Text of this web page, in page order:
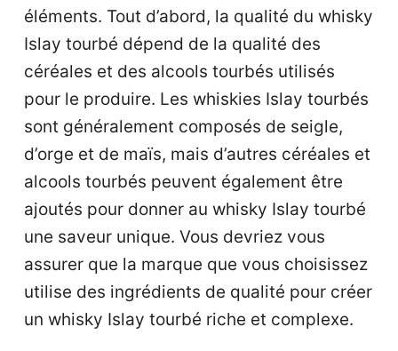
éléments. Tout d’abord, la qualité du whisky
Islay tourbé dépend de la qualité des
céréales et des alcools tourbés utilisés
pour le produire. Les whiskies Islay tourbés
sont généralement composés de seigle,
d’orge et de maïs, mais d’autres céréales et
alcools tourbés peuvent également être
ajoutés pour donner au whisky Islay tourbé
une saveur unique. Vous devriez vous
assurer que la marque que vous choisissez
utilise des ingrédients de qualité pour créer
un whisky Islay tourbé riche et complexe.